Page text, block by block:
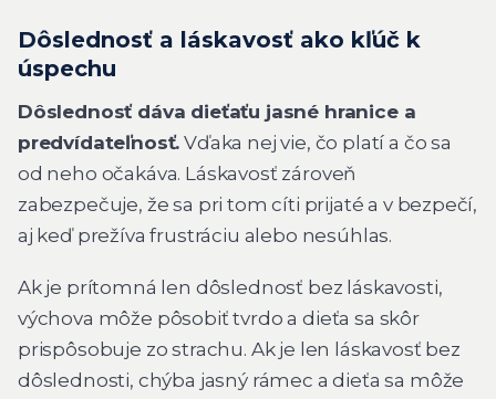
Dôslednosť a láskavosť ako kľúč k
úspechu
Dôslednosť dáva dieťaťu jasné hranice a
predvídateľnosť. Vďaka nej vie, čo platí a čo sa
od neho očakáva. Láskavosť zároveň
zabezpečuje, že sa pri tom cíti prijaté a v bezpečí,
aj keď prežíva frustráciu alebo nesúhlas.
Ak je prítomná len dôslednosť bez láskavosti,
výchova môže pôsobiť tvrdo a dieťa sa skôr
prispôsobuje zo strachu. Ak je len láskavosť bez
dôslednosti, chýba jasný rámec a dieťa sa môže